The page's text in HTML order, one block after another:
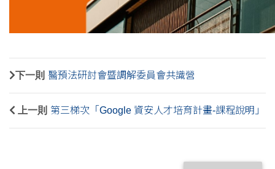
下一則 醫預法研討會暨調解委員會共識營
上一則 第三梯次「Google 資安人才培育計畫-課程說明」